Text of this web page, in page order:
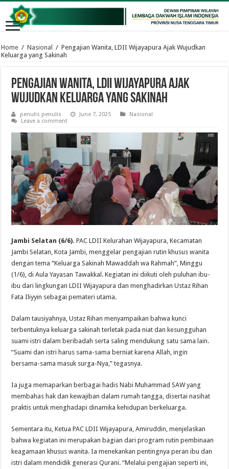
Home / Nasional / Pengajian Wanita, LDII Wijayapura Ajak Wujudkan
Keluarga yang Sakinah
Pengajian Wanita, LDII Wijayapura Ajak
Wujudkan Keluarga yang Sakinah
penulis penulis June 7, 2025
Nasional
Leave a comment
Jambi Selatan (6/6). PAC LDII Kelurahan Wijayapura, Kecamatan
Jambi Selatan, Kota Jambi, menggelar pengajian rutin khusus wanita
dengan tema “Keluarga Sakinah Mawaddah wa Rahmah”, Minggu
(1/6), di Aula Yayasan Tawakkal. Kegiatan ini diikuti oleh puluhan ibu-
ibu dari lingkungan LDII Wijayapura dan menghadirkan Ustaz Rihan
Fata Iliyyin sebagai pemateri utama.
Dalam tausiyahnya, Ustaz Rihan menyampaikan bahwa kunci
terbentuknya keluarga sakinah terletak pada niat dan kesungguhan
suami istri dalam beribadah serta saling mendukung satu sama lain.
“Suami dan istri harus sama-sama berniat karena Allah, ingin
bersama-sama masuk surga-Nya,” tegasnya.
Ia juga memaparkan berbagai hadis Nabi Muhammad SAW yang
membahas hak dan kewajiban dalam rumah tangga, disertai nasihat
praktis untuk menghadapi dinamika kehidupan berkeluarga.
Sementara itu, Ketua PAC LDII Wijayapura, Amiruddin, menjelaskan
bahwa kegiatan ini merupakan bagian dari program rutin pembinaan
keagamaan khusus wanita. Ia menekankan pentingnya peran ibu dan
istri dalam mendidik generasi Qurani. “Melalui pengajian seperti ini,